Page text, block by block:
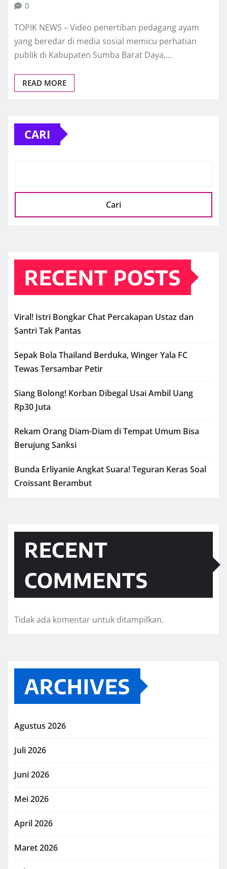
0
TOPIK NEWS – Video penertiban pedagang ayam
yang beredar di media sosial memicu perhatian
publik di Kabupaten Sumba Barat Daya,…
READ MORE
CARI
Cari
RECENT POSTS
Viral! Istri Bongkar Chat Percakapan Ustaz dan
Santri Tak Pantas
Sepak Bola Thailand Berduka, Winger Yala FC
Tewas Tersambar Petir
Siang Bolong! Korban Dibegal Usai Ambil Uang
Rp30 Juta
Rekam Orang Diam-Diam di Tempat Umum Bisa
Berujung Sanksi
Bunda Erliyanie Angkat Suara! Teguran Keras Soal
Croissant Berambut
RECENT
COMMENTS
Tidak ada komentar untuk ditampilkan.
ARCHIVES
Agustus 2026
Juli 2026
Juni 2026
Mei 2026
April 2026
Maret 2026